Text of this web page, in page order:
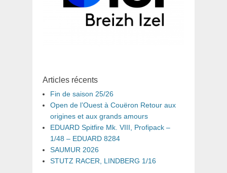
Articles récents
Fin de saison 25/26
Open de l’Ouest à Couëron Retour aux
origines et aux grands amours
EDUARD Spitfire Mk. VIII, Profipack –
1/48 – EDUARD 8284
SAUMUR 2026
STUTZ RACER, LINDBERG 1/16